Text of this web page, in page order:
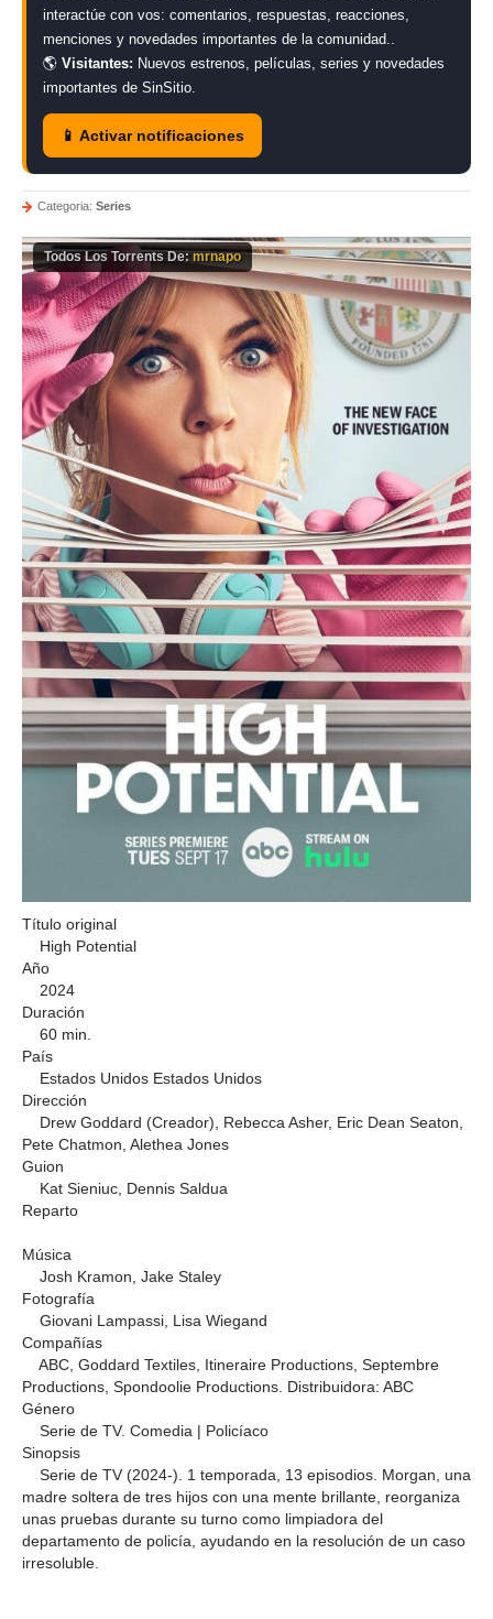
interactúe con vos: comentarios, respuestas, reacciones,
menciones y novedades importantes de la comunidad..
🌎 Visitantes: Nuevos estrenos, películas, series y novedades
importantes de SinSitio.
📱 Activar notificaciones
Categoria: Series
Todos Los Torrents De: mrnapo
Título original
High Potential
Año
2024
Duración
60 min.
País
Estados Unidos Estados Unidos
Dirección
Drew Goddard (Creador), Rebecca Asher, Eric Dean Seaton,
Pete Chatmon, Alethea Jones
Guion
Kat Sieniuc, Dennis Saldua
Reparto
Música
Josh Kramon, Jake Staley
Fotografía
Giovani Lampassi, Lisa Wiegand
Compañías
ABC, Goddard Textiles, Itineraire Productions, Septembre
Productions, Spondoolie Productions. Distribuidora: ABC
Género
Serie de TV. Comedia | Policíaco
Sinopsis
Serie de TV (2024-). 1 temporada, 13 episodios. Morgan, una
madre soltera de tres hijos con una mente brillante, reorganiza
unas pruebas durante su turno como limpiadora del
departamento de policía, ayudando en la resolución de un caso
irresoluble.